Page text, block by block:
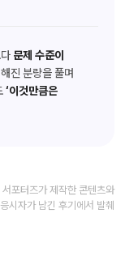
문제 수준이
진 분량을 풀며
‘이것만큼은
포터즈가 제작한 콘텐츠와
시자가 남긴 후기에서 발췌